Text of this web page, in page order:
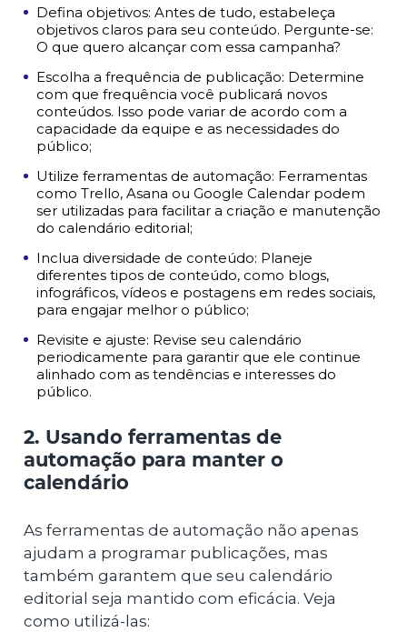
Defina objetivos: Antes de tudo, estabeleça
objetivos claros para seu conteúdo. Pergunte-se:
O que quero alcançar com essa campanha?
Escolha a frequência de publicação: Determine
com que frequência você publicará novos
conteúdos. Isso pode variar de acordo com a
capacidade da equipe e as necessidades do
público;
Utilize ferramentas de automação: Ferramentas
como Trello, Asana ou Google Calendar podem
ser utilizadas para facilitar a criação e manutenção
do calendário editorial;
Inclua diversidade de conteúdo: Planeje
diferentes tipos de conteúdo, como blogs,
infográficos, vídeos e postagens em redes sociais,
para engajar melhor o público;
Revisite e ajuste: Revise seu calendário
periodicamente para garantir que ele continue
alinhado com as tendências e interesses do
público.
2. Usando ferramentas de
automação para manter o
calendário
As ferramentas de automação não apenas
ajudam a programar publicações, mas
também garantem que seu calendário
editorial seja mantido com eficácia. Veja
como utilizá-las: